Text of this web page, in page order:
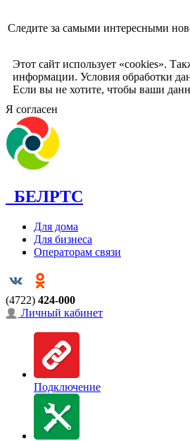
Следите за самыми интересными
Этот сайт использует «cookies».
информации. Условия обработки
Если вы не хотите, чтобы ваши
Я согласен
БЕЛРТС
Для дома
Для бизнеса
Операторам связи
(4722) 424-000
Личный кабинет
Подключение